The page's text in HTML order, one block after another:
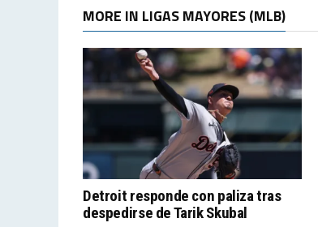
MORE IN LIGAS MAYORES (MLB)
Detroit responde con paliza tras
despedirse de Tarik Skubal